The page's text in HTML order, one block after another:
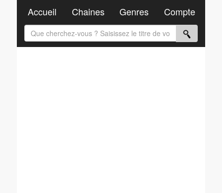
Accueil Chaines Genres Compte